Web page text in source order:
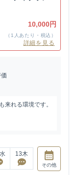
10,000円
（1人あたり・税込）
詳細を見る
来れる環境です。
水 13木
その他